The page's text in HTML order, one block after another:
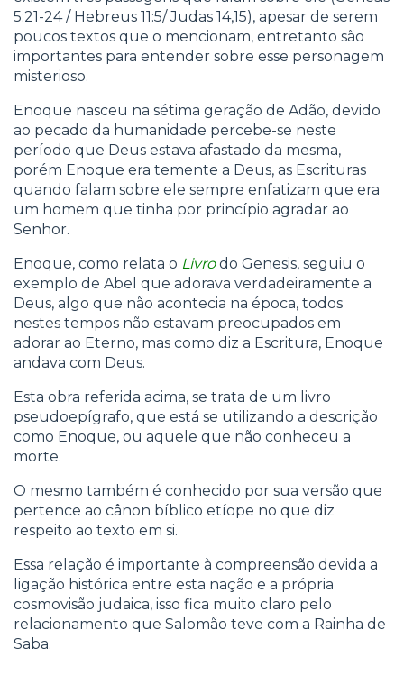
5:21-24 / Hebreus 11:5/ Judas 14,15), apesar de serem
poucos textos que o mencionam, entretanto são
importantes para entender sobre esse personagem
misterioso.
Enoque nasceu na sétima geração de Adão, devido
ao pecado da humanidade percebe-se neste
período que Deus estava afastado da mesma,
porém Enoque era temente a Deus, as Escrituras
quando falam sobre ele sempre enfatizam que era
um homem que tinha por princípio agradar ao
Senhor.
Enoque, como relata o Livro do Genesis, seguiu o
exemplo de Abel que adorava verdadeiramente a
Deus, algo que não acontecia na época, todos
nestes tempos não estavam preocupados em
adorar ao Eterno, mas como diz a Escritura, Enoque
andava com Deus.
Esta obra referida acima, se trata de um livro
pseudoepígrafo, que está se utilizando a descrição
como Enoque, ou aquele que não conheceu a
morte.
O mesmo também é conhecido por sua versão que
pertence ao cânon bíblico etíope no que diz
respeito ao texto em si.
Essa relação é importante à compreensão devida a
ligação histórica entre esta nação e a própria
cosmovisão judaica, isso fica muito claro pelo
relacionamento que Salomão teve com a Rainha de
Saba.